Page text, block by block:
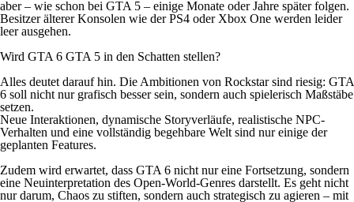
aber – wie schon bei GTA 5 – einige Monate oder Jahre später folgen.
Besitzer älterer Konsolen wie der PS4 oder Xbox One werden leider
leer ausgehen.
Wird GTA 6 GTA 5 in den Schatten stellen?
Alles deutet darauf hin. Die Ambitionen von Rockstar sind riesig: GTA
6 soll nicht nur grafisch besser sein, sondern auch spielerisch Maßstäbe
setzen.
Neue Interaktionen, dynamische Storyverläufe, realistische NPC-
Verhalten und eine vollständig begehbare Welt sind nur einige der
geplanten Features.
Zudem wird erwartet, dass GTA 6 nicht nur eine Fortsetzung, sondern
eine Neuinterpretation des Open-World-Genres darstellt. Es geht nicht
nur darum, Chaos zu stiften, sondern auch strategisch zu agieren – mit